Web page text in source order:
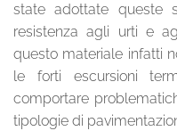
state adottate queste
resistenza agli urti e
questo materiale infatti
le forti escursioni
comportare
tipologie di